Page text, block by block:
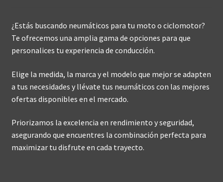
¿Estás buscando neumáticos para tu moto o ciclomotor?
Te ofrecemos una amplia gama de opciones para que
personalices tu experiencia de conducción.
Elige la medida, la marca y el modelo que mejor se adapten
a tus necesidades y llévate tus neumáticos con las mejores
ofertas disponibles en el mercado.
Priorizamos la excelencia en rendimiento y seguridad,
asegurando que encuentres la combinación perfecta para
maximizar tu disfrute en cada trayecto.